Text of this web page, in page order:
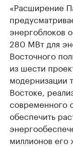
«Расширение
энергоблоков
280 МВт для
Восточного
из шести
модернизации
Востоке,
современного
обеспечить
миллионов его